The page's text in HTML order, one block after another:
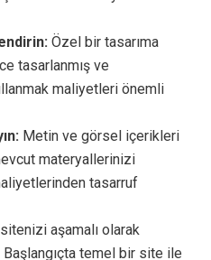
Özel bir tasarıma
tasarlanmış ve
maliyetleri önemli
Metin ve görsel içerikleri
materyallerinizi
tasarruf
aşamalı olarak
temel bir site ile